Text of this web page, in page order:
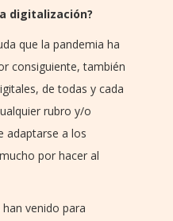
digitalización?
que la pandemia ha
consiguiente, también
de todas y cada
rubro y/o
adaptarse a los
por hacer al
venido para